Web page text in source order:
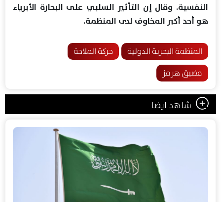
النفسية. وقال إن التأثير السلبي على البحارة الأبرياء
هو أحد أكبر المخاوف لدى المنظمة.
المنظمة البحرية الدولية حركة الملاحة
مضيق هرمز
شاهد ايضا